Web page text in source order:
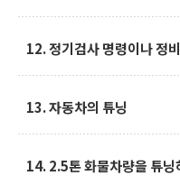
12. 정기검사 명령이나 정
13. 자동차의 튜닝
14. 2.5톤 화물차량을 튜닝